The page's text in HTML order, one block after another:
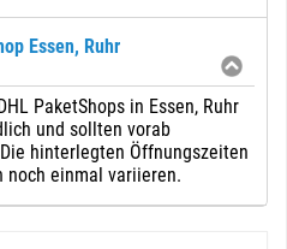
Essen, Ruhr
PaketShops in Essen, Ruhr
und sollten vorab
hinterlegten Öffnungszeiten
noch einmal variieren.